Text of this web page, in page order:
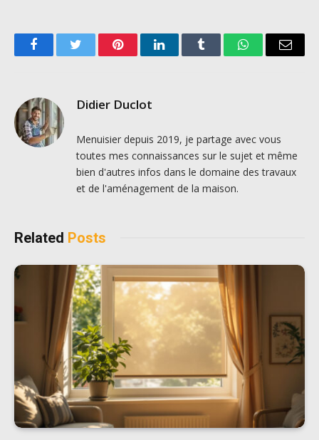
FacebookTwitter PinterestLinkedInTumblr WhatsAppEmail
Didier Duclot
Menuisier depuis 2019, je partage avec vous
toutes mes connaissances sur le sujet et même
bien d'autres infos dans le domaine des travaux
et de l'aménagement de la maison.
Related Posts